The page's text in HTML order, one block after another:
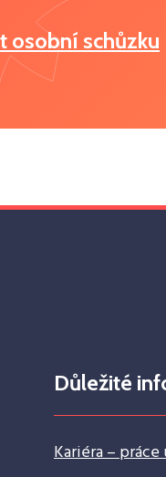
osobní schůzku
Důležité
Kariéra – práce